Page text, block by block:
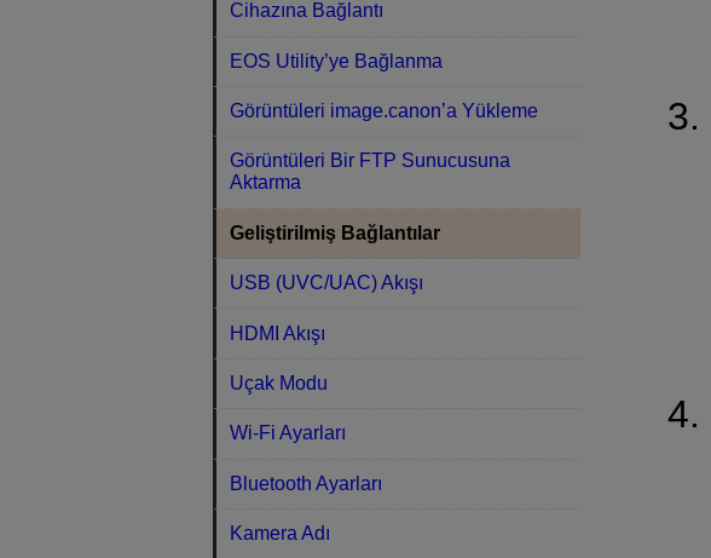
Cihazına Bağlantı
EOS Utility’ye Bağlanma
Görüntüleri image.canon’a Yükleme
Görüntüleri Bir FTP Sunucusuna
Aktarma
Geliştirilmiş Bağlantılar
USB (UVC/UAC) Akışı
HDMI Akışı
Uçak Modu
Wi-Fi Ayarları
Bluetooth Ayarları
Kamera Adı